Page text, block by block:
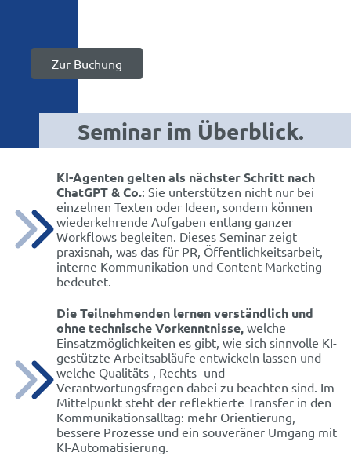
Zur Buchung
Seminar im Überblick.
KI-Agenten gelten als nächster Schritt nach
ChatGPT & Co.: Sie unterstützen nicht nur bei
einzelnen Texten oder Ideen, sondern können
wiederkehrende Aufgaben entlang ganzer
Workflows begleiten. Dieses Seminar zeigt
praxisnah, was das für PR, Öffentlichkeitsarbeit,
interne Kommunikation und Content Marketing
bedeutet.
Die Teilnehmenden lernen verständlich und
ohne technische Vorkenntnisse, welche
Einsatzmöglichkeiten es gibt, wie sich sinnvolle KI-
gestützte Arbeitsabläufe entwickeln lassen und
welche Qualitäts-, Rechts- und
Verantwortungsfragen dabei zu beachten sind. Im
Mittelpunkt steht der reflektierte Transfer in den
Kommunikationsalltag: mehr Orientierung,
bessere Prozesse und ein souveräner Umgang mit
KI-Automatisierung.